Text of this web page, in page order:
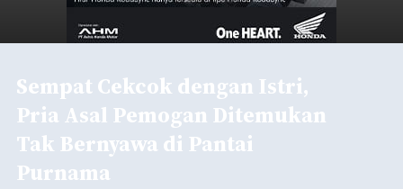
Sempat Cekcok dengan Istri,
Pria Asal Pemogan Ditemukan
Tak Bernyawa di Pantai
Purnama